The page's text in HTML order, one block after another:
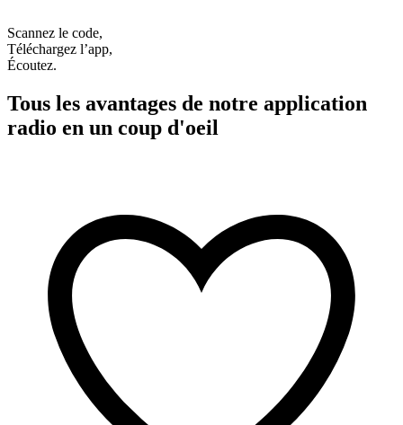
Scannez le code,
Téléchargez l’app,
Écoutez.
Tous les avantages de notre application
radio en un coup d'oeil